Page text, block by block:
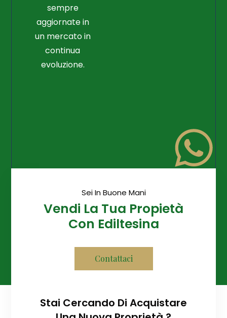
sempre
aggiornate in
un mercato in
continua
evoluzione.
Sei In Buone Mani
Vendi La Tua Propietà
Con Ediltesina
Contattaci
Stai Cercando Di Acquistare